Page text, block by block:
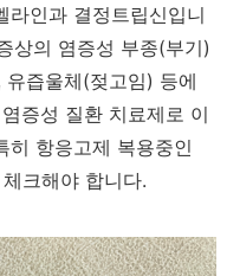
라인과 결정트립신입니
상의 염증성 부종(부기)
즙울체(젖고임) 등에
증성 질환 치료제로 이
히 항응고제 복용중인
크해야 합니다.